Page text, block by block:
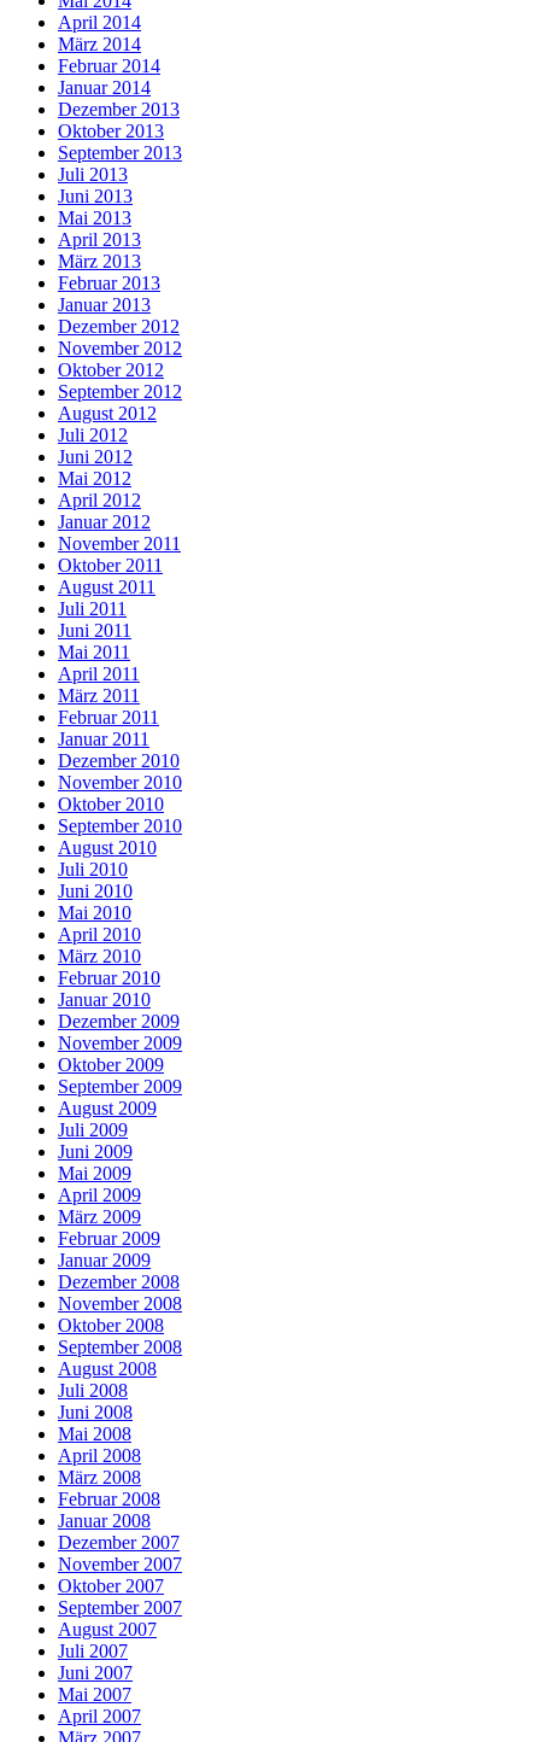
April 2014
März 2014
Februar 2014
Januar 2014
Dezember 2013
Oktober 2013
September 2013
Juli 2013
Juni 2013
Mai 2013
April 2013
März 2013
Februar 2013
Januar 2013
Dezember 2012
November 2012
Oktober 2012
September 2012
August 2012
Juli 2012
Juni 2012
Mai 2012
April 2012
Januar 2012
November 2011
Oktober 2011
August 2011
Juli 2011
Juni 2011
Mai 2011
April 2011
März 2011
Februar 2011
Januar 2011
Dezember 2010
November 2010
Oktober 2010
September 2010
August 2010
Juli 2010
Juni 2010
Mai 2010
April 2010
März 2010
Februar 2010
Januar 2010
Dezember 2009
November 2009
Oktober 2009
September 2009
August 2009
Juli 2009
Juni 2009
Mai 2009
April 2009
März 2009
Februar 2009
Januar 2009
Dezember 2008
November 2008
Oktober 2008
September 2008
August 2008
Juli 2008
Juni 2008
Mai 2008
April 2008
März 2008
Februar 2008
Januar 2008
Dezember 2007
November 2007
Oktober 2007
September 2007
August 2007
Juli 2007
Juni 2007
Mai 2007
April 2007
März 2007